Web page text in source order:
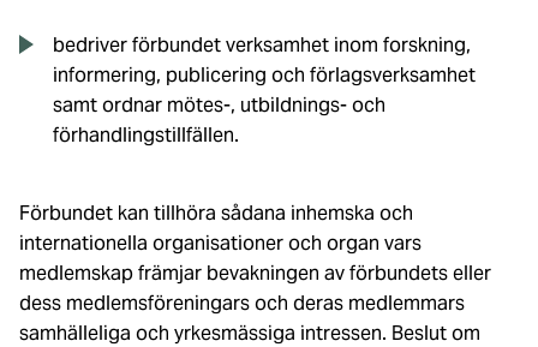
bedriver förbundet verksamhet inom forskning,
informering, publicering och förlagsverksamhet
samt ordnar mötes-, utbildnings- och
förhandlingstillfällen.
Förbundet kan tillhöra sådana inhemska och
internationella organisationer och organ vars
medlemskap främjar bevakningen av förbundets eller
dess medlemsföreningars och deras medlemmars
samhälleliga och yrkesmässiga intressen. Beslut om